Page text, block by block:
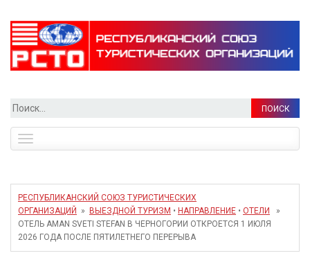
Найти:
navigation
РЕСПУБЛИКАНСКИЙ СОЮЗ ТУРИСТИЧЕСКИХ
ОРГАНИЗАЦИЙ
» ВЫЕЗДНОЙ ТУРИЗМ • НАПРАВЛЕНИЕ • ОТЕЛИ
»
ОТЕЛЬ AMAN SVETI STEFAN В ЧЕРНОГОРИИ ОТКРОЕТСЯ 1 ИЮЛЯ
2026 ГОДА ПОСЛЕ ПЯТИЛЕТНЕГО ПЕРЕРЫВА